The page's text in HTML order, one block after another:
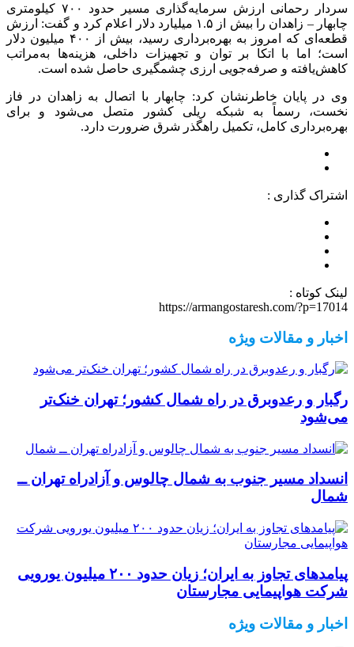
سردار رحمانی ارزش سرمایه‌گذاری مسیر حدود ۷۰۰ کیلومتری
چابهار – زاهدان را بیش از ۱.۵ میلیارد دلار اعلام کرد و گفت: ارزش
قطعه‌ای که امروز به بهره‌برداری رسید، بیش از ۴۰۰ میلیون دلار
است؛ اما با اتکا بر توان و تجهیزات داخلی، هزینه‌ها به‌مراتب
کاهش‌یافته و صرفه‌جویی ارزی چشمگیری حاصل شده است.
وی در پایان خاطرنشان کرد: چابهار با اتصال به زاهدان در فاز
نخست، رسماً به شبکه ریلی کشور متصل می‌شود و برای
بهره‌برداری کامل، تکمیل راهگذر شرق ضرورت دارد.
اشتراک گذاری :
لینک کوتاه :
https://armangostaresh.com/?p=17014
اخبار و مقالات ویژه
رگبار و رعدوبرق در راه شمال کشور؛ تهران خنک‌تر
می‌شود
انسداد مسیر جنوب به شمال چالوس و آزادراه تهران ــ
شمال
پیامدهای تجاوز به ایران؛ زیان حدود ۲۰۰ میلیون یورویی
شرکت هواپیمایی مجارستان
اخبار و مقالات ویژه